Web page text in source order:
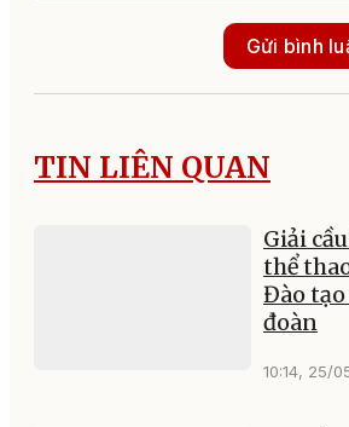
Gửi bình
TIN LIÊN QUAN
Giải
thể
Đào
đoàn
10:14, 25/